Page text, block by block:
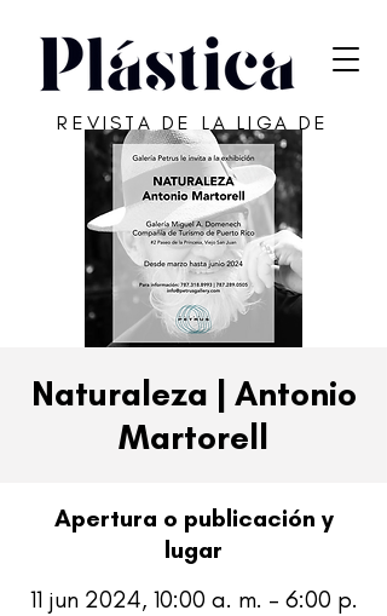
REVISTA DE LA LIGA DE
ARTE DE SAN JUAN
Naturaleza | Antonio
Martorell
Apertura o publicación y
lugar
11 jun 2024, 10:00 a. m. – 6:00 p.